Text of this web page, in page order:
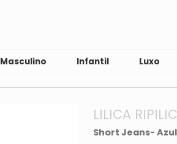
Masculino Infantil Luxo
LILICA
Short Jeans-